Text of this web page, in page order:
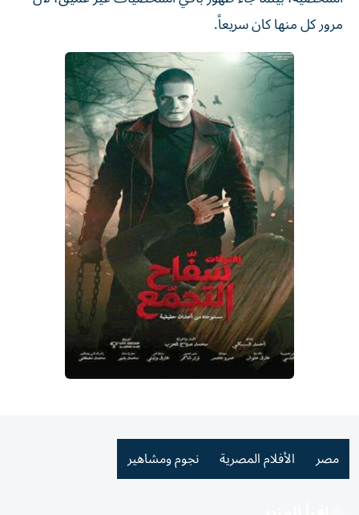
مرور كل منها كان سريعاً.
مصر الأفلام المصرية نجوم ومشاهير